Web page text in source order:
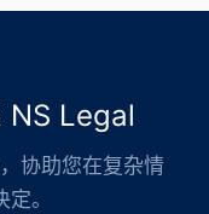
NS Legal
协助您在复杂情
。